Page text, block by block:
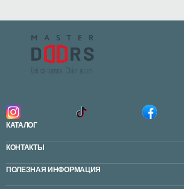
КАТАЛОГ
КОНТАКТЫ
ПОЛЕЗНАЯ ИНФОРМАЦИЯ